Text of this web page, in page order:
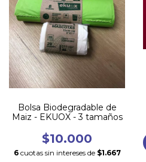
Bolsa Biodegradable de
Maiz - EKUOX - 3 tamaños
$10.000
6 cuotas sin intereses de $1.667